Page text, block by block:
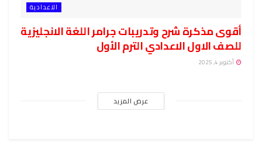
الاعدادية
أقوى مذكرة شرح وتدريبات جرامر اللغة الانجليزية
للصف الاول الاعدادي الترم الأول
أكتوبر 4, 2025
عرض المزيد